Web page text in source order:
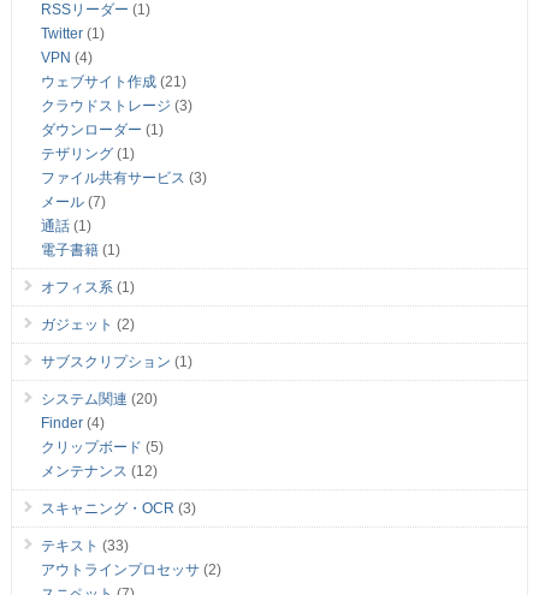
RSSリーダー (1)
Twitter(1)
VPN (4)
ウェブサイト作成(21)
クラウドストレージ (3)
ダウンローダー (1)
テザリング(1)
ファイル共有サービス (3)
メール(7)
通話(1)
電子書籍(1)
オフィス系(1)
ガジェット (2)
サブスクリプション (1)
システム関連 (20)
Finder(4)
クリップボード (5)
メンテナンス (12)
スキャニング・OCR (3)
テキスト (33)
アウトラインプロセッサ(2)